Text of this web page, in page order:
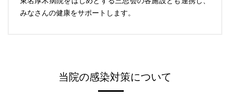
みなさんの健康をサポートします。
当院の感染対策について